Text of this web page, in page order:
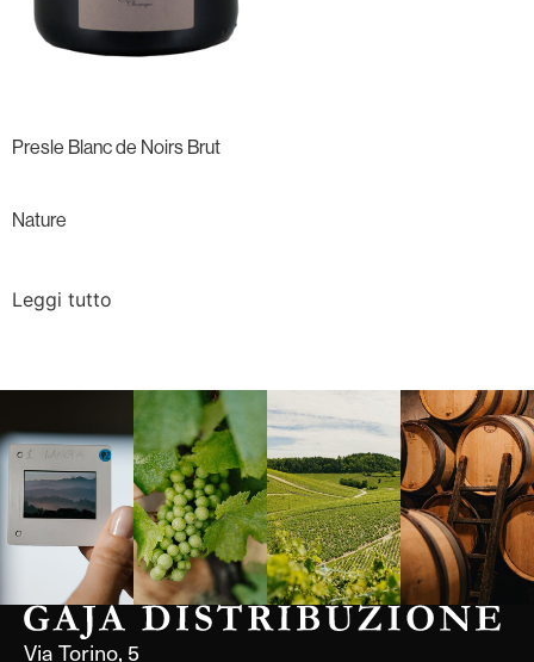
Presle Blanc de Noirs Brut
Nature
Leggi tutto
Langa, 1977 Borgogna,
Francia
Borgogna,
Francia
Instagram
Via Torino, 5